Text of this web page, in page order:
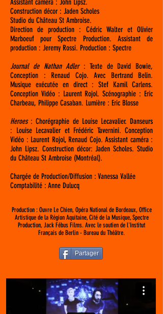
Assistant caméra : John Lipsz.
Construction décor : Jaden Scholes
Studio du Château St Ambroise.
Direction de production : Cédric Walter et Olivier
Marboeuf pour Spectre Production. Assistant de
production : Jeremy Rossi. Production : Spectre
Journal de Nathan Adler : Texte de David Bowie,
Conception : Renaud Cojo. Avec Bertrand Belin.
Musique exécutée en direct : Stef Kamil Carlens.
Conception Vidéo : Laurent Rojol. Scénographie : Eric
Charbeau, Philippe Casaban. Lumière : Eric Blosse
Heroes : Chorégraphie de Louise Lecavalier. Danseurs
: Louise Lecavalier et Frédéric Tavernini. Conception
Vidéo : Laurent Rojol, Renaud Cojo. Assistant caméra :
John Lipsz. Construction décor: Jaden Scholes. Studio
du Château St Ambroise (Montréal).
Chargée de Production/Diffusion : Vanessa Vallée
Comptabilité : Anne Dulucq
Production : Ouvre Le Chien, Opéra National de Bordeaux, Office
Artistique de la Région Aquitaine, Cité de la Musique, Spectre
Production, Jack Fébus Films. Avec le soutien de l'Institut
Français de Berlin - Bureau du Théâtre.
Partager